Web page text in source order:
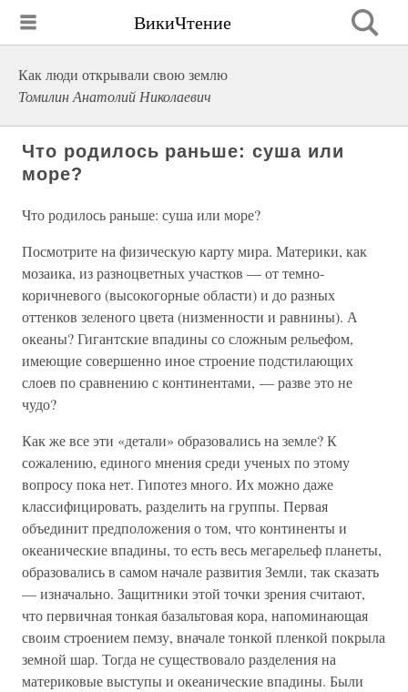
ВикиЧтение
Как люди открывали свою землю
Томилин Анатолий Николаевич
Что родилось раньше: суша или
море?
Что родилось раньше: суша или море?
Посмотрите на физическую карту мира. Материки, как
мозаика, из разноцветных участков — от темно-
коричневого (высокогорные области) и до разных
оттенков зеленого цвета (низменности и равнины). А
океаны? Гигантские впадины со сложным рельефом,
имеющие совершенно иное строение подстилающих
слоев по сравнению с континентами, — разве это не
чудо?
Как же все эти «детали» образовались на земле? К
сожалению, единого мнения среди ученых по этому
вопросу пока нет. Гипотез много. Их можно даже
классифицировать, разделить на группы. Первая
объединит предположения о том, что континенты и
океанические впадины, то есть весь мегарельеф планеты,
образовались в самом начале развития Земли, так сказать
— изначально. Защитники этой точки зрения считают,
что первичная тонкая базальтовая кора, напоминающая
своим строением пемзу, вначале тонкой пленкой покрыла
земной шар. Тогда не существовало разделения на
материковые выступы и океанические впадины. Были